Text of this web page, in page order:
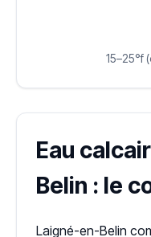
15–25°f
Eau
Belin : le
Laigné-en-Belin